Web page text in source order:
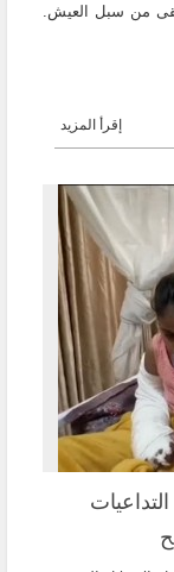
من سبل العيش.
إقرأ المزيد